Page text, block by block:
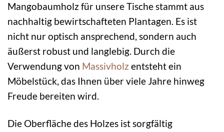
Mangobaumholz für unsere Tische stammt aus
nachhaltig bewirtschafteten Plantagen. Es ist
nicht nur optisch ansprechend, sondern auch
äußerst robust und langlebig. Durch die
Verwendung von Massivholz entsteht ein
Möbelstück, das Ihnen über viele Jahre hinweg
Freude bereiten wird.
Die Oberfläche des Holzes ist sorgfältig